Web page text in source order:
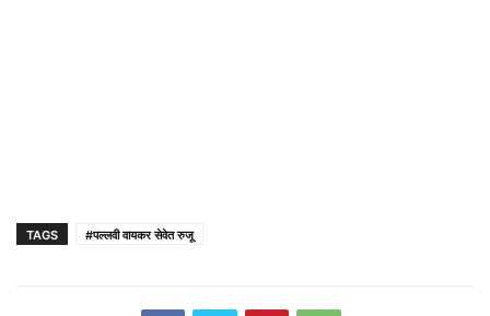
TAGS #पल्लवी वायकर सेवेत रुजू